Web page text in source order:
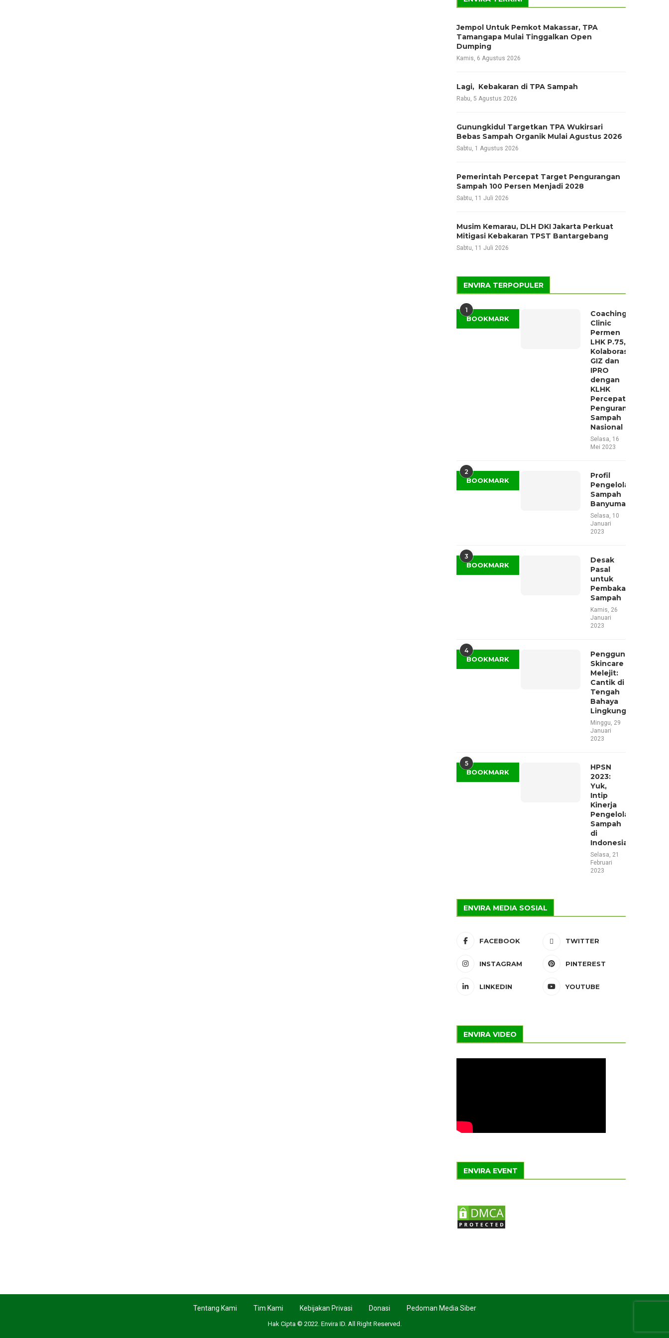
Jempol Untuk Pemkot Makassar, TPA
Tamangapa Mulai Tinggalkan Open
Dumping
Kamis, 6 Agustus 2026
Lagi, Kebakaran di TPA Sampah
Rabu, 5 Agustus 2026
Gunungkidul Targetkan TPA Wukirsari
Bebas Sampah Organik Mulai Agustus 2026
Sabtu, 1 Agustus 2026
Pemerintah Percepat Target Pengurangan
Sampah 100 Persen Menjadi 2028
Sabtu, 11 Juli 2026
Musim Kemarau, DLH DKI Jakarta Perkuat
Mitigasi Kebakaran TPST Bantargebang
Sabtu, 11 Juli 2026
ENVIRA TERPOPULER
1
BOOKMARK
Coaching
Clinic
Permen
LHK P.75,
Kolaborasi
GIZ dan
IPRO
dengan
KLHK
Percepat
Pengurangan
Sampah
Nasional
Selasa, 16
Mei 2023
2
BOOKMARK
Profil
Pengelolaan
Sampah
Banyumas
Selasa, 10
Januari
2023
3
BOOKMARK
Desak
Pasal
untuk
Pembakar
Sampah
Kamis, 26
Januari
2023
4
BOOKMARK
Penggunaan
Skincare
Melejit:
Cantik di
Tengah
Bahaya
Lingkungan
Minggu, 29
Januari
2023
5
BOOKMARK
HPSN
2023:
Yuk,
Intip
Kinerja
Pengelolaan
Sampah
di
Indonesia
Selasa, 21
Februari
2023
ENVIRA MEDIA SOSIAL
FACEBOOK TWITTER
INSTAGRAM PINTEREST
LINKEDIN YOUTUBE
ENVIRA VIDEO
ENVIRA EVENT
Tentang Kami Tim Kami Kebijakan Privasi Donasi Pedoman Media Siber
Hak Cipta © 2022. Envira ID. All Right Reserved.